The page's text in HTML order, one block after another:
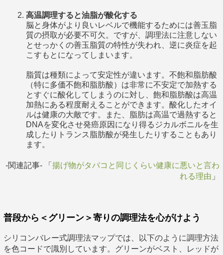
高温調理すると油脂が酸化する
脳と身体がより良いレベルで機能するためには善玉脂
質の摂取が必要不可欠。ですが、調理法に注意しない
とせっかくの善玉脂質の特性が失われ、逆に炎症を起
こすもとになってしまいます。
脂質は種類によって安定性が違います。不飽和脂肪酸
（特に多価不飽和脂肪酸）は非常に不安定で加熱する
とすぐに酸化してしまうのに対し、飽和脂肪酸は高温
加熱にある程度耐えることができます。酸化したオイ
ルは健康の大敵です。また、脂肪は高温で過熱すると
DNAを変化させ発癌原因になり得るジカルボニルを生
成したりトランス脂肪酸が発生したりすることもあり
ます。
-関連記事- 「揚げ物がタバコと同じくらい健康に悪いと言わ
れる理由 」
普段から＜グリーン＞寄りの調理法を心がけよう
シリコンバレー式調理法マップでは、以下のように調理方法
を色コードで識別しています。グリーンがベスト、レッドが